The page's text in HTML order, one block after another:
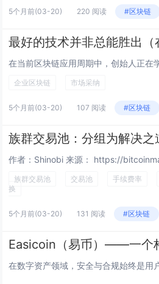
5个月前(03-20) 220 阅读 #区块链
最好的技术并非总能胜出（
企业区块链 市场采纳
5个月前(03-20) 107 阅读 #区块链
族群交易池：分组为解决之
族群交易池 交易池 手续费率
换
5个月前(03-20) 131 阅读 #区块链